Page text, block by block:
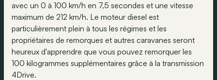
avec un 0 à 100 km/h en 7,5 secondes et une vitesse
maximum de 212 km/h. Le moteur diesel est
particulièrement plein à tous les régimes et les
propriétaires de remorques et autres caravanes seront
heureux d'apprendre que vous pouvez remorquer les
100 kilogrammes supplémentaires grâce à la transmission
4Drive.